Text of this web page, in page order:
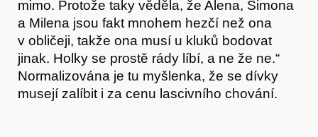
Akce
mimo. Protože taky věděla, že Alena, Simona
a Milena jsou fakt mnohem hezčí než ona
v obličeji, takže ona musí u kluků bodovat
jinak. Holky se prostě rády líbí, a ne že ne.“
Normalizována je tu myšlenka, že se dívky
musejí zalíbit i za cenu lascivního chování.